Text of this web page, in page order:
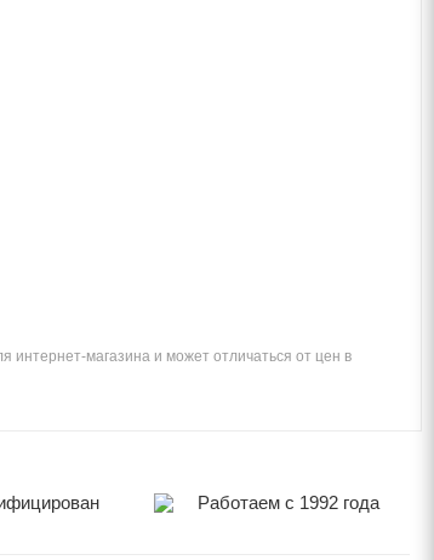
интернет-магазина и может отличаться от цен в
Работаем с 1992 года